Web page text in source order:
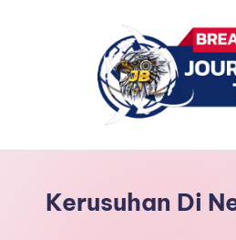
J
r
Kerusuhan Di